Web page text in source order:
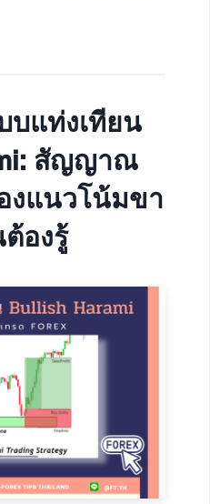
บแท่งเทียน
สัญญาณ
งแนวโน้มขา
องรู้